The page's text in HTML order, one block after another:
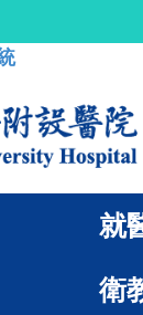
就
衛